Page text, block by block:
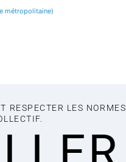
métropolitaine)
RESPECTER LES NORMES